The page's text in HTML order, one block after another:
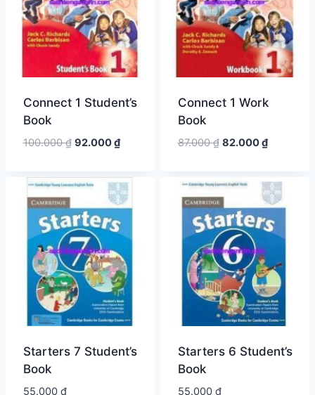
Connect 1 Student’s
Book
100.000₫ Giá
là:
100.000 ₫.
92.000₫Giá
tại
là:
92.000 ₫.
Connect 1 Work
Book
87.000₫ Giá
87.000 ₫.
82.000₫Giá
là:
82.000 ₫.
Starters 7 Student’s
Book
55.000 ₫
Starters 6 Student’s
Book
55.000 ₫